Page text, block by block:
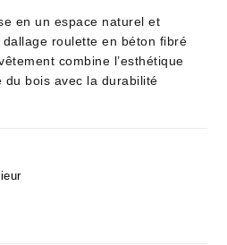
en un espace naturel et
roulette en béton fibré
combine l’esthétique
du bois avec la durabilité